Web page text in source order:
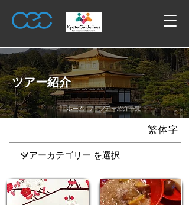
ツアー紹介
ホーム / ツアー紹介一覧
繁体字